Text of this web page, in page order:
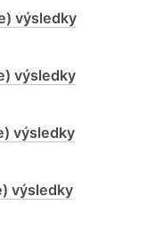
výsledky
výsledky
výsledky
výsledky